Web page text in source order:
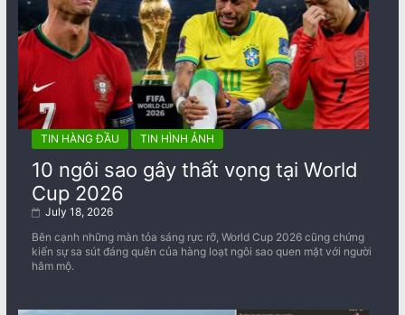
TIN HÀNG ĐẦU TIN HÌNH ẢNH
10 ngôi sao gây thất vọng tại World
Cup 2026
July 18, 2026
Bên cạnh những màn tỏa sáng rực rỡ, World Cup 2026 cũng chứng
kiến sự sa sút đáng quên của hàng loạt ngôi sao quen mặt với người
hâm mộ.